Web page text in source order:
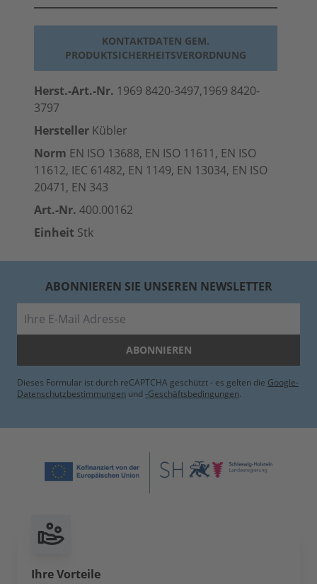
KONTAKTDATEN GEM.
PRODUKTSICHERHEITSVERORDNUNG
Herst.-Art.-Nr. 1969 8420-3497,1969 8420-
3797
Hersteller Kübler
Norm EN ISO 13688, EN ISO 11611, EN ISO
11612, IEC 61482, EN 1149, EN 13034, EN ISO
20471, EN 343
Art.-Nr. 400.00162
Einheit Stk
ABONNIEREN SIE UNSEREN NEWSLETTER
ABONNIEREN
Dieses Formular ist durch reCAPTCHA geschützt - es gelten die Google-
Datenschutzbestimmungen und -Geschäftsbedingungen.
Ihre Vorteile